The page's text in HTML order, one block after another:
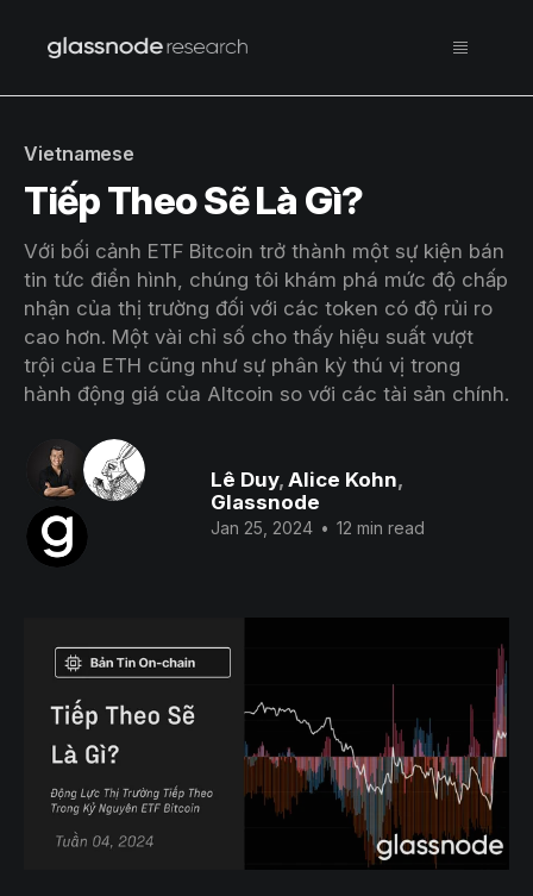
Vietnamese
Tiếp Theo Sẽ Là Gì?
Với bối cảnh ETF Bitcoin trở thành một sự kiện bán
tin tức điển hình, chúng tôi khám phá mức độ chấp
nhận của thị trường đối với các token có độ rủi ro
cao hơn. Một vài chỉ số cho thấy hiệu suất vượt
trội của ETH cũng như sự phân kỳ thú vị trong
hành động giá của Altcoin so với các tài sản chính.
Lê Duy, Alice Kohn,
Glassnode
Jan 25, 2024 • 12 min read